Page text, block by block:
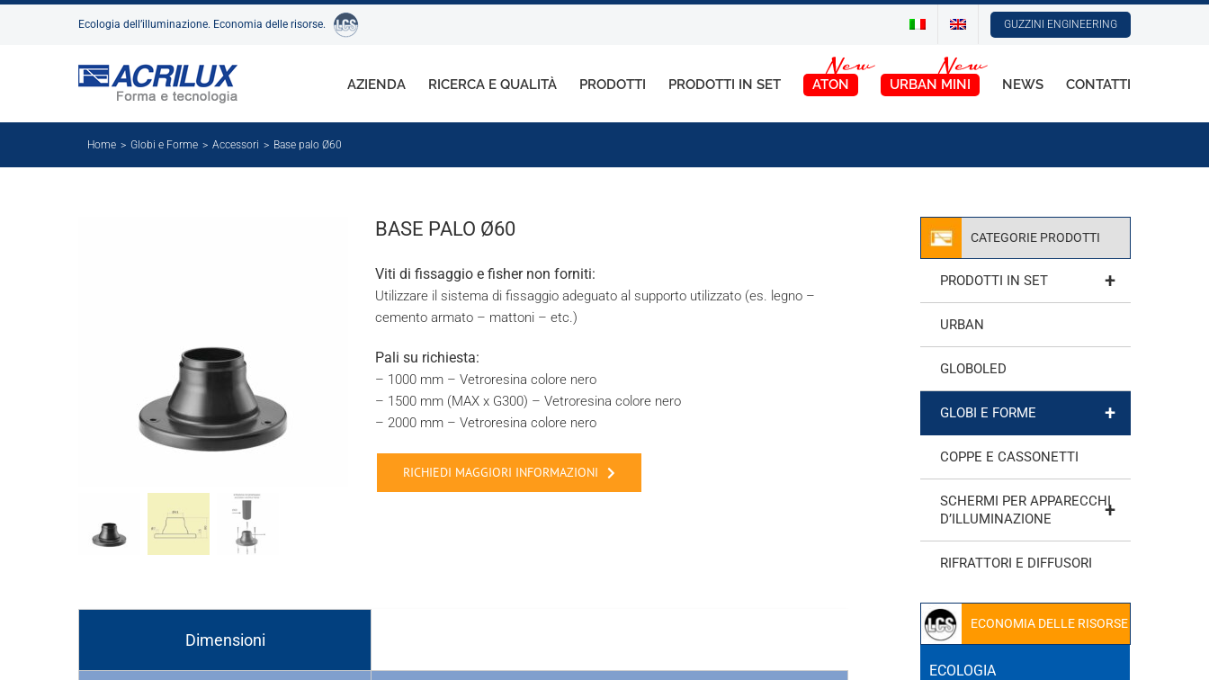
Salta
Ecologia dell’illuminazione. Economia delle risorse. GUZZINI ENGINEERING
AZIENDA RICERCA E QUALITÀ PRODOTTI PRODOTTI IN SET ATON URBAN MINI NEWS CONTATTI
Home Globi e Forme Accessori Base palo Ø60
BASE PALO Ø60
Viti di fissaggio e fisher non forniti:
Utilizzare il sistema di fissaggio adeguato al supporto utilizzato (es. legno –
cemento armato – mattoni – etc.)
Pali su richiesta:
– 1000 mm – Vetroresina colore nero
– 1500 mm (MAX x G300) – Vetroresina colore nero
– 2000 mm – Vetroresina colore nero
RICHIEDI MAGGIORI INFORMAZIONI
Dimensioni
CATEGORIE PRODOTTI
+
PRODOTTI IN SET
URBAN
GLOBOLED
+
GLOBI E FORME
COPPE E CASSONETTI
+
SCHERMI PER APPARECCHI
D’ILLUMINAZIONE
RIFRATTORI E DIFFUSORI
ECONOMIA DELLE RISORSE
ECOLOGIA